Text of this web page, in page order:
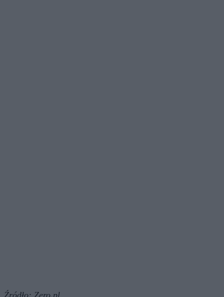
Źródło: Zero.pl